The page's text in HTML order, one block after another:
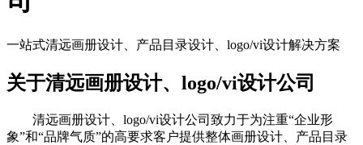
一站式清远画册设计、产品目录设计、logo/vi设计解决方案
关于清远画册设计、logo/vi设计公司
清远画册设计、logo/vi设计公司致力于为注重“企业形
象”和“品牌气质”的高要求客户提供整体画册设计、产品目录